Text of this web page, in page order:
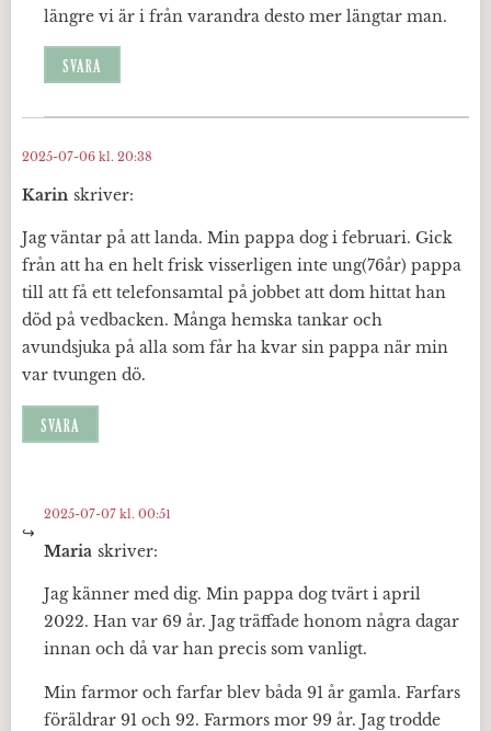
längre vi är i från varandra desto mer längtar man.
SVARA
Karin skriver:
2025-07-06 kl. 20:38
Jag väntar på att landa. Min pappa dog i februari. Gick
från att ha en helt frisk visserligen inte ung(76år) pappa
till att få ett telefonsamtal på jobbet att dom hittat han
död på vedbacken. Många hemska tankar och
avundsjuka på alla som får ha kvar sin pappa när min
var tvungen dö.
SVARA
Maria skriver:
2025-07-07 kl. 00:51
Jag känner med dig. Min pappa dog tvärt i april
2022. Han var 69 år. Jag träffade honom några dagar
innan och då var han precis som vanligt.
Min farmor och farfar blev båda 91 år gamla. Farfars
föräldrar 91 och 92. Farmors mor 99 år. Jag trodde